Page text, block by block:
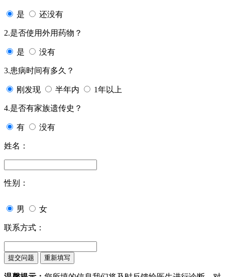
是 还没有
2.是否使用外用药物？
是 没有
3.患病时间有多久？
刚发现 半年内 1年以上
4.是否有家族遗传史？
有 没有
姓名：
性别：
男 女
联系方式：